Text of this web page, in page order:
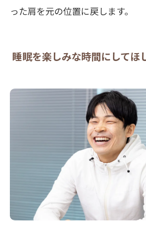
った肩を元の位置に戻します。
睡眠を楽しみな時間にしてほ